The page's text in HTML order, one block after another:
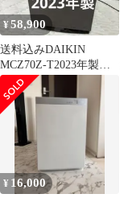
¥58,900
送料込みDAIKIN
MCZ70Z-T2023年製う
るるとさらら空気清浄
機 除湿
¥ 16,000